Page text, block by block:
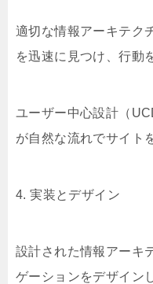
適切な情報アーキテク
を迅速に見つけ、行動
ユーザー中心設計（
が自然な流れでサイト
4. 実装とデザイン
設計された情報アーキ
ゲーションをデザイン